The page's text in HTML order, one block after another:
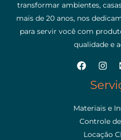
transformar ambientes,
mais de 20 anos, nos
para servir você com
qualidade e
Materiais e
Controle
Locação